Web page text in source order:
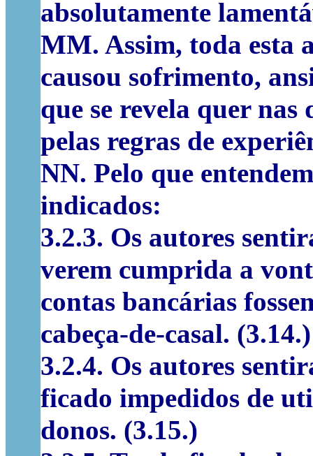
absolutamente
MM. Assim, toda esta
causou sofrimento,
que se revela quer nas
pelas regras de
NN. Pelo que
indicados:
3.2.3. Os autores
verem cumprida a
contas bancárias
cabeça-de-casal. (3.14.)
3.2.4. Os autores
ficado impedidos de
donos. (3.15.)